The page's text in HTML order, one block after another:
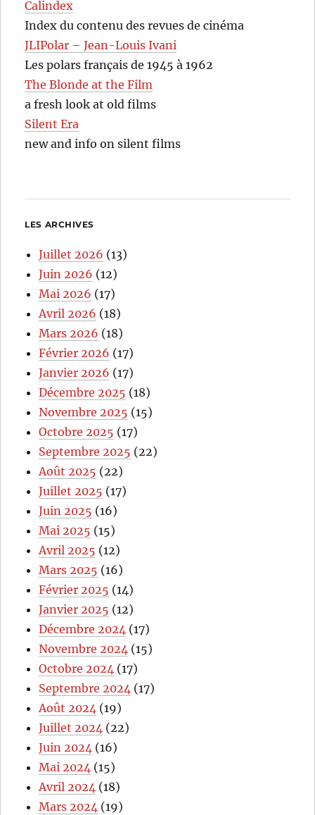
Calindex
Index du contenu des revues de cinéma
JLIPolar – Jean-Louis Ivani
Les polars français de 1945 à 1962
The Blonde at the Film
a fresh look at old films
Silent Era
new and info on silent films
LES ARCHIVES
Juillet 2026 (13)
Juin 2026 (12)
Mai 2026 (17)
Avril 2026 (18)
Mars 2026 (18)
Février 2026 (17)
Janvier 2026 (17)
Décembre 2025 (18)
Novembre 2025 (15)
Octobre 2025 (17)
Septembre 2025 (22)
Août 2025 (22)
Juillet 2025 (17)
Juin 2025 (16)
Mai 2025 (15)
Avril 2025 (12)
Mars 2025 (16)
Février 2025 (14)
Janvier 2025 (12)
Décembre 2024 (17)
Novembre 2024 (15)
Octobre 2024 (17)
Septembre 2024 (17)
Août 2024 (19)
Juillet 2024 (22)
Juin 2024 (16)
Mai 2024 (15)
Avril 2024 (18)
Mars 2024 (19)